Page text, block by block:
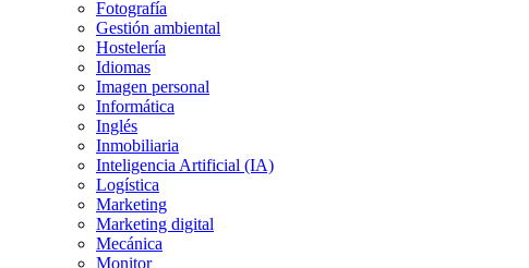
Fotografía
Gestión ambiental
Hostelería
Idiomas
Imagen personal
Informática
Inglés
Inmobiliaria
Inteligencia Artificial (IA)
Logística
Marketing
Marketing digital
Mecánica
Monitor